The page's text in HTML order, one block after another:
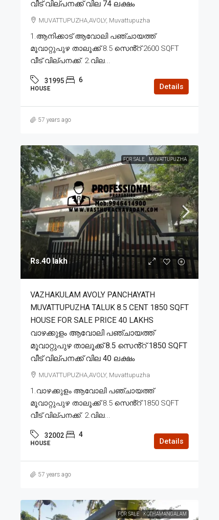
വീട് വില്പനക്ക് വില 74 ലക്ഷം
MUVATTUPUZHA,AVOLY, Muvattupuzha
1.ആനിക്കാട് ആവോലി പഞ്ചായത്ത്
മൂവാറ്റുപുഴ താലൂക്ക് 8.5 സെൻ്റ് 2600 SQFT
വീട് വില്പനക്ക്. 2.വില...
31995 6
HOUSE Details
57 years ago
FOR SALE MUVATTUPUZHA
Rs.40 lakh
VAZHAKULAM AVOLY PANCHAYATH
MUVATTUPUZHA TALUK 8.5 CENT 1850 SQFT
HOUSE FOR SALE PRICE 40 LAKHS
വാഴക്കുളം ആവോലി പഞ്ചായത്ത്
മൂവാറ്റുപുഴ താലൂക്ക് 8.5 സെൻ്റ് 1850 SQFT
വീട് വില്പനക്ക് വില 40 ലക്ഷം
MUVATTUPUZHA,AVOLY, Muvattupuzha
1.വാഴക്കുളം ആവോലി പഞ്ചായത്ത്
മൂവാറ്റുപുഴ താലൂക്ക് 8.5 സെൻ്റ് 1850 SQFT
വീട് വില്പനക്ക്. 2.വില...
32002 4
HOUSE Details
57 years ago
FOR SALE KOTHAMANGALAM